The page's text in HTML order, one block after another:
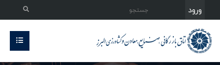
ورود